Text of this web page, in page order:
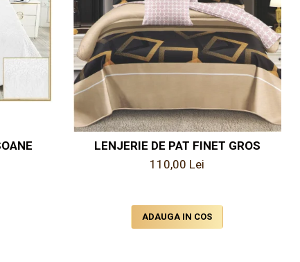
LENJERIE DE PAT FINET GROS
110,00 Lei
ADAUGA IN COS